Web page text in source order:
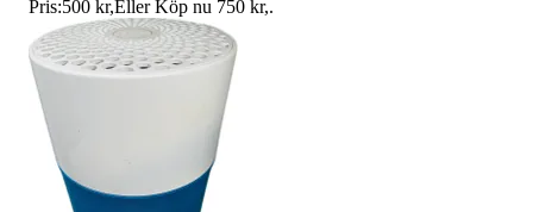
Pris:500 kr,Eller Köp nu 750 kr,.